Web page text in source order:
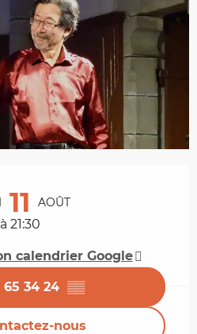
11 AOÛT
à 21:30
calendrier Google
65 34 24 ▒▒
nous